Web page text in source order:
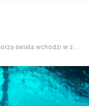
wchodzi w życie. To krok milowy